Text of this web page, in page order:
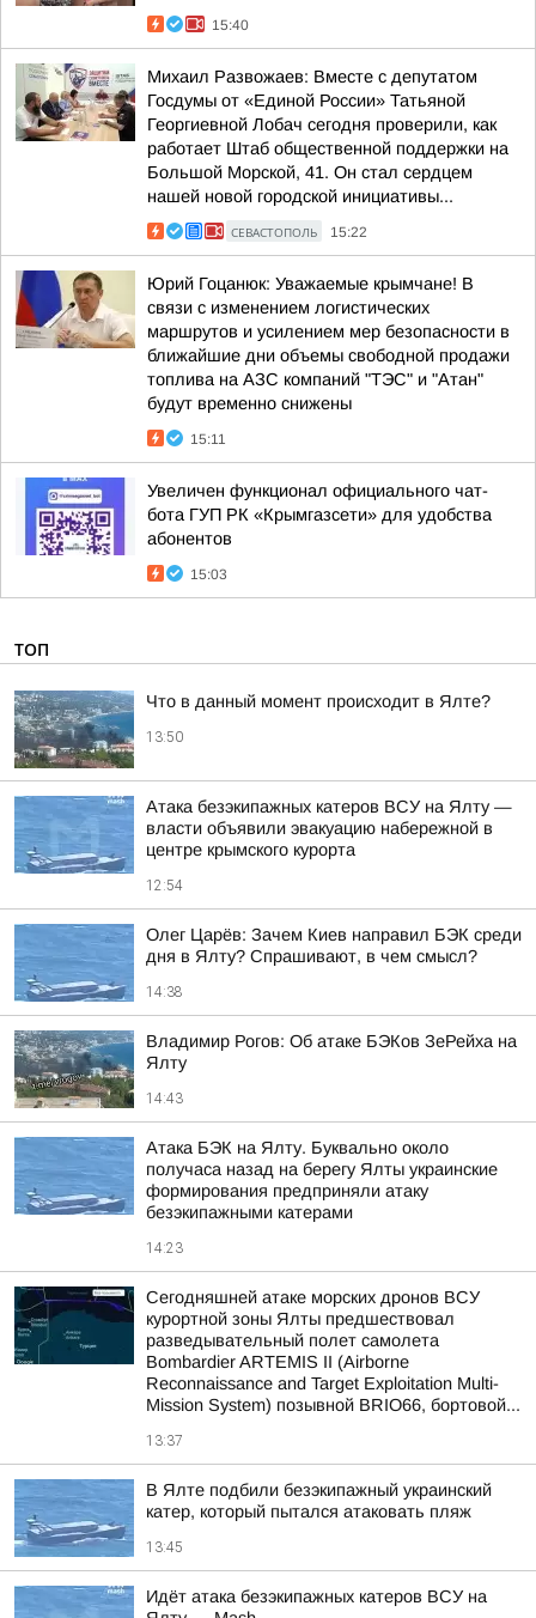
15:40
Михаил Развожаев: Вместе с депутатом
Госдумы от «Единой России» Татьяной
Георгиевной Лобач сегодня проверили, как
работает Штаб общественной поддержки на
Большой Морской, 41. Он стал сердцем
нашей новой городской инициативы...
СЕВАСТОПОЛЬ 15:22
Юрий Гоцанюк: Уважаемые крымчане! В
связи с изменением логистических
маршрутов и усилением мер безопасности в
ближайшие дни объемы свободной продажи
топлива на АЗС компаний "ТЭС" и "Атан"
будут временно снижены
15:11
Увеличен функционал официального чат-
бота ГУП РК «Крымгазсети» для удобства
абонентов
15:03
ТОП
Что в данный момент происходит в Ялте?
13:50
Атака безэкипажных катеров ВСУ на Ялту —
власти объявили эвакуацию набережной в
центре крымского курорта
12:54
Олег Царёв: Зачем Киев направил БЭК среди
дня в Ялту? Спрашивают, в чем смысл?
14:38
Владимир Рогов: Об атаке БЭКов ЗеРейха на
Ялту
14:43
Атака БЭК на Ялту. Буквально около
получаса назад на берегу Ялты украинские
формирования предприняли атаку
безэкипажными катерами
14:23
Сегодняшней атаке морских дронов ВСУ
курортной зоны Ялты предшествовал
разведывательный полет самолета
Bombardier ARTEMIS II (Airborne
Reconnaissance and Target Exploitation Multi-
Mission System) позывной BRIO66, бортовой...
13:37
В Ялте подбили безэкипажный украинский
катер, который пытался атаковать пляж
13:45
Идёт атака безэкипажных катеров ВСУ на